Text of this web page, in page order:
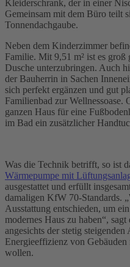
Kleiderschrank, der in einer
Gemeinsam mit dem Büro teilt
Tonnendachgaube.
Neben dem Kinderzimmer
Familie. Mit 9,51 m² ist es
Dusche unterzubringen. Auch
der Bauherrin in Sachen
sich perfekt ergänzen und gut
Familienbad zur
ganzen Haus für eine
im Bad ein zusätzlicher
Was die Technik betrifft, so ist
Wärmepumpe mit
ausgestattet und erfüllt
damaligen KfW 70-Standards.
Ausstattung entschieden, um
modernes Haus zu haben“,
angesichts der stetig
Energieeffizienz von Gebäuden
wollen.